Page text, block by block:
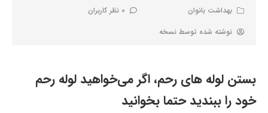
بهداشت بانوان
0 نظر کاربران
نوشته شده توسط نسخه
بستن لوله های رحم، اگر می‌خواهید لوله رحم
خود را ببندید حتما بخوانید